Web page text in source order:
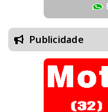
Publicidade